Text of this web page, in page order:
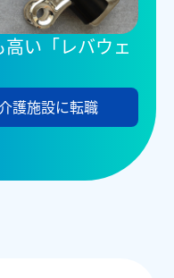
い「レバウェ
護施設に転職